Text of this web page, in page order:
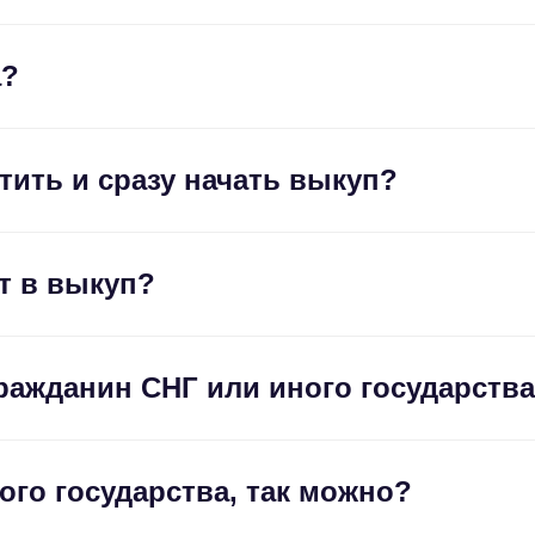
и сразу начать выкуп?
в выкуп?
СНГ или иного
государства, так можно?